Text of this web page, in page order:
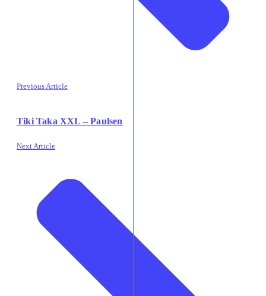
Previous Article
Tiki Taka XXL – Paulsen
Next Article